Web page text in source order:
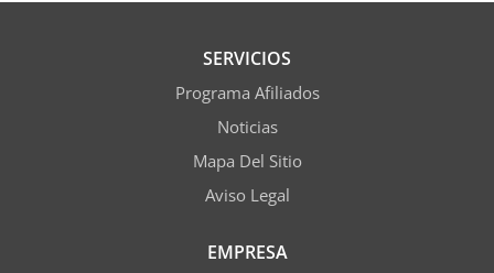
SERVICIOS
Programa Afiliados
Noticias
Mapa Del Sitio
Aviso Legal
EMPRESA